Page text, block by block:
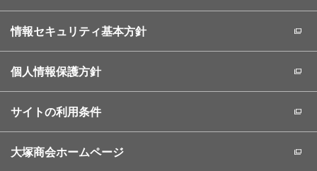
情報セキュリティ基本方針
個人情報保護方針
サイトの利用条件
大塚商会ホームページ